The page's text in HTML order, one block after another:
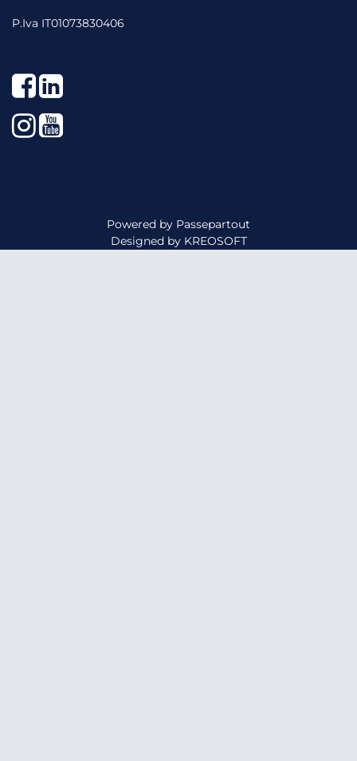
P.Iva IT01073830406
Facebook
LinkedIn
Instagram
YouTube
Powered by Passepartout
Designed by KREOSOFT